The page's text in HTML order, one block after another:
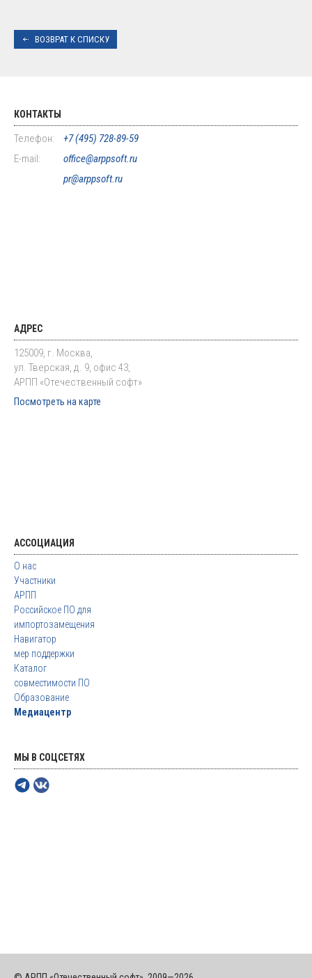
ВОЗВРАТ К СПИСКУ
КОНТАКТЫ
Телефон:
+7 (495) 728-89-59
E-mail:
office@arppsoft.ru
pr@arppsoft.ru
АДРЕС
125009, г. Москва,
ул. Тверская, д. 9, офис 43,
АРПП «Отечественный софт»
Посмотреть на карте
АССОЦИАЦИЯ
О нас
Участники
АРПП
Российское ПО для
импортозамещения
Навигатор
мер поддержки
Каталог
совместимости ПО
Образование
Медиацентр
МЫ В СОЦСЕТЯХ